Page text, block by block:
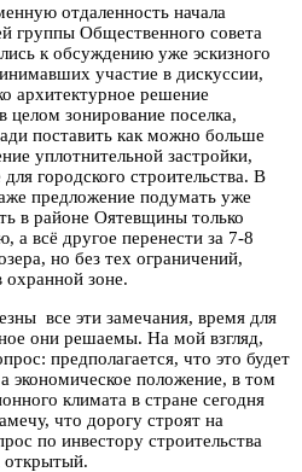
отдаленность начала
группы Общественного совета
к обсуждению уже эскизного
участие в дискуссии,
архитектурное решение
целом зонирование поселка,
поставить как можно больше
уплотнительной застройки,
городского строительства. В
предложение подумать уже
в районе Оятевщины только
а всё другое перенести за 7-8
но без тех ограничений,
охранной зоне.
все эти замечания, время для
они решаемы. На мой взгляд,
предполагается, что это будет
экономическое положение, в том
климата в стране сегодня
что дорогу строят на
по инвестору строительства
открытый.